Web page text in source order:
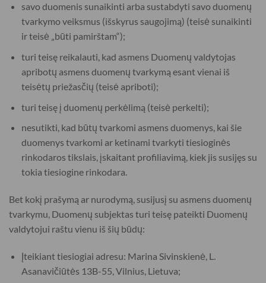
savo duomenis sunaikinti arba sustabdyti savo duomenų
tvarkymo veiksmus (išskyrus saugojimą) (teisė sunaikinti
ir teisė „būti pamirštam“);
turi teisę reikalauti, kad asmens Duomenų valdytojas
apribotų asmens duomenų tvarkymą esant vienai iš
teisėtų priežasčių (teisė apriboti);
turi teisę į duomenų perkėlimą (teisė perkelti);
nesutikti, kad būtų tvarkomi asmens duomenys, kai šie
duomenys tvarkomi ar ketinami tvarkyti tiesioginės
rinkodaros tikslais, įskaitant profiliavimą, kiek jis susijęs su
tokia tiesiogine rinkodara.
Bet kokį prašymą ar nurodymą, susijusį su asmens duomenų
tvarkymu, Duomenų subjektas turi teisę pateikti Duomenų
valdytojui raštu vienu iš šių būdų:
Įteikiant tiesiogiai adresu: Marina Sivinskienė, L.
Asanavičiūtės 13B-55, Vilnius, Lietuva;